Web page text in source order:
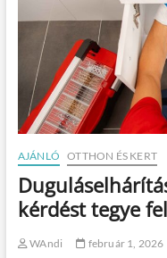
AJÁNLÓ OTTHON ÉS KERT
kérdést tegye
WAndi február 1, 2026